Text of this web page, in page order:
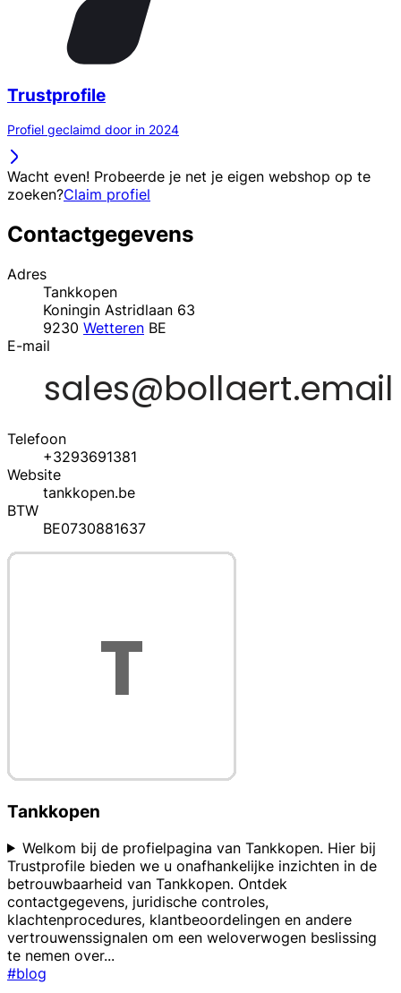
Trustprofile
Profiel geclaimd door in 2024
Wacht even! Probeerde je net je eigen webshop op te
zoeken?Claim profiel
Contactgegevens
Adres
Tankkopen
Koningin Astridlaan 63
9230 Wetteren BE
E-mail
Telefoon
+3293691381
Website
tankkopen.be
BTW
BE0730881637
Tankkopen
Welkom bij de profielpagina van Tankkopen. Hier bij
Trustprofile bieden we u onafhankelijke inzichten in de
betrouwbaarheid van Tankkopen. Ontdek
contactgegevens, juridische controles,
klachtenprocedures, klantbeoordelingen en andere
vertrouwenssignalen om een weloverwogen beslissing
te nemen over...
#blog